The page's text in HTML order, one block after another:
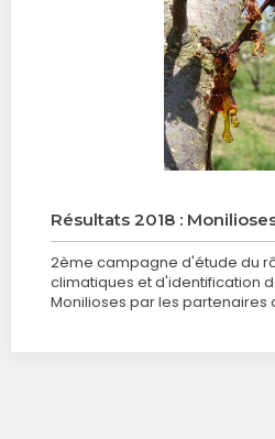
Résultats 2018 :
2ème campagne d'étude du
climatiques et d'identification
Monilioses par les partenaires